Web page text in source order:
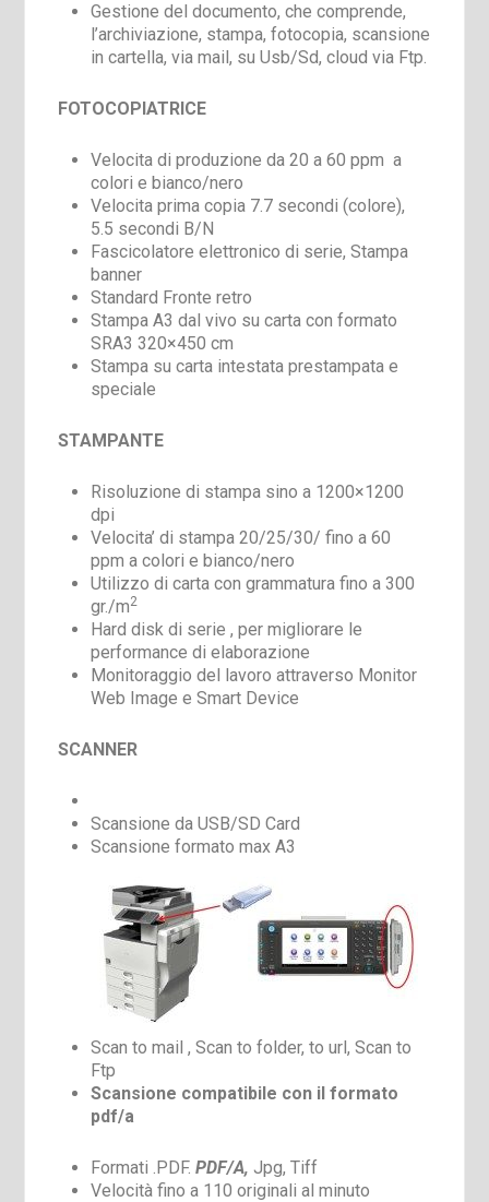
Gestione del documento, che comprende,
l’archiviazione, stampa, fotocopia, scansione
in cartella, via mail, su Usb/Sd, cloud via Ftp.
FOTOCOPIATRICE
Velocita di produzione da 20 a 60 ppm a
colori e bianco/nero
Velocita prima copia 7.7 secondi (colore),
5.5 secondi B/N
Fascicolatore elettronico di serie, Stampa
banner
Standard Fronte retro
Stampa A3 dal vivo su carta con formato
SRA3 320×450 cm
Stampa su carta intestata prestampata e
speciale
STAMPANTE
Risoluzione di stampa sino a 1200×1200
dpi
Velocita’ di stampa 20/25/30/ fino a 60
ppm a colori e bianco/nero
Utilizzo di carta con grammatura fino a 300
gr./m2
Hard disk di serie , per migliorare le
performance di elaborazione
Monitoraggio del lavoro attraverso Monitor
Web Image e Smart Device
SCANNER
Scansione da USB/SD Card
Scansione formato max A3
Scan to mail , Scan to folder, to url, Scan to
Ftp
Scansione compatibile con il formato
pdf/a
Formati .PDF.PDF/A, Jpg, Tiff
Velocità fino a 110 originali al minuto